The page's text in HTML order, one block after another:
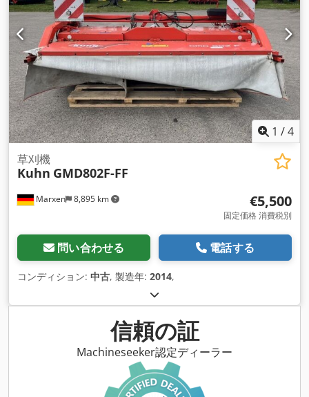
1 /4
Marxen 8,895 km
草刈機
Kuhn GMD802F-FF
€5,500
固定価格 消費税別
問い合わせる 電話する
コンディション: 中古, 製造年: 2014,
信頼の証
Machineseeker認定ディーラー